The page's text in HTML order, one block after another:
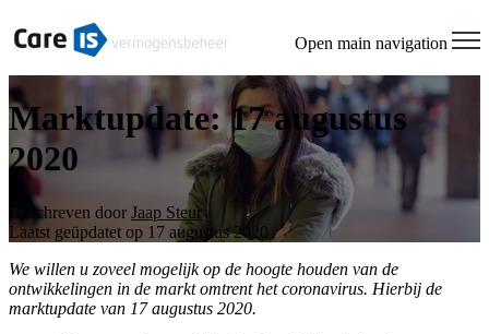
to
in
One
Accessibility
screen
reader.
To
start
All
One
Accessibility
screen
Open main navigation
Marktupdate: 17 augustus
2020
Geschreven door Jaap Steur
Laatst geüpdatet op 17 augustus 2020
We willen u zoveel mogelijk op de hoogte houden van de
ontwikkelingen in de markt omtrent het coronavirus. Hierbij de
marktupdate van 17 augustus 2020.